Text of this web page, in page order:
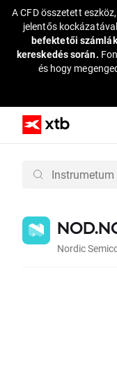
A CFD összetett
jelentős
befektetői
kereskedés során.
és hogy
Nordic